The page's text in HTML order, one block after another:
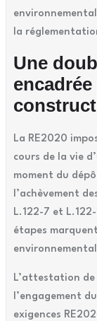
la
Une
La RE2020
cours de la vie
moment du
l’achèvement
L.122-7 et
étapes
L’attestation de
l’engagement
exigences